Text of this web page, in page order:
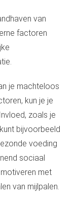
van
factoren
je machteloos
kun je je
zoals je
bijvoorbeeld
voeding
sociaal
met
van mijlpalen.